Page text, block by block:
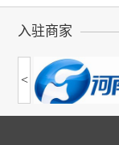
入驻商家
<